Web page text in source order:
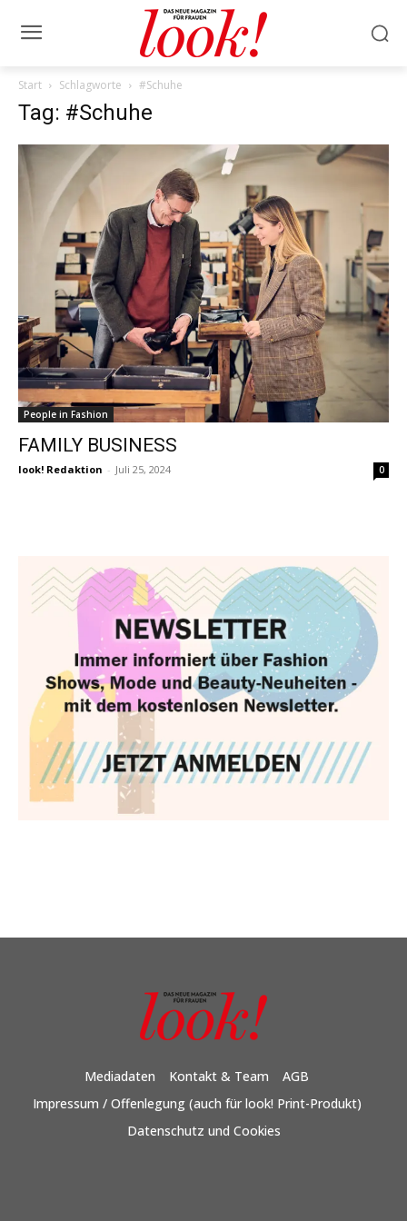
Start Schlagworte #Schuhe
Tag: #Schuhe
People in Fashion
FAMILY BUSINESS
look! Redaktion - Juli 25, 2024 0
Mediadaten Kontakt & Team
AGB
Impressum / Offenlegung (auch für look! Print-Produkt)
Datenschutz und Cookies